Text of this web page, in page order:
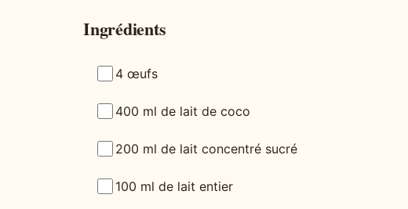
Ingrédients
4 œufs
400 ml de lait de coco
200 ml de lait concentré sucré
100 ml de lait entier